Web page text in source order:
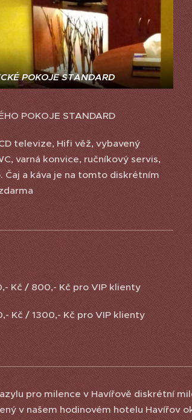
POKOJE STANDARD
POKOJE STANDARD
televize, Hifi věž, vybavený
varná konvice, ručníkový servis,
Čaj a káva je na tomto diskrétním
/ 800,- Kč pro VIP klienty
Kč / 1300,- Kč pro VIP klienty
pro milence v Havířově diskrétní
v našem hodinovém hotelu Havířov